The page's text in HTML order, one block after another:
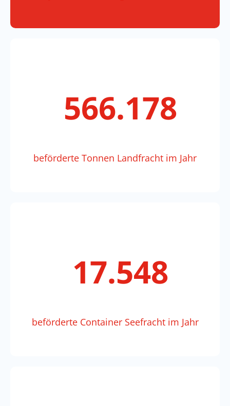
797.521
beförderte Tonnen Landfracht im Jahr
24.718
beförderte Container Seefracht im Jahr